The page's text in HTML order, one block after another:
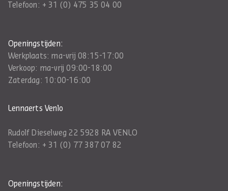
Telefoon: + 31 (0) 475 35 04 00
Openingstijden:
Werkplaats: ma-vrij 08:15-17:00
Verkoop: ma-vrij 09:00-18:00
Zaterdag: 10:00-16:00
Lennaerts Venlo
Rudolf Dieselweg 22 5928 RA VENLO
Telefoon: + 31 (0) 77 387 07 82
Openingstijden: